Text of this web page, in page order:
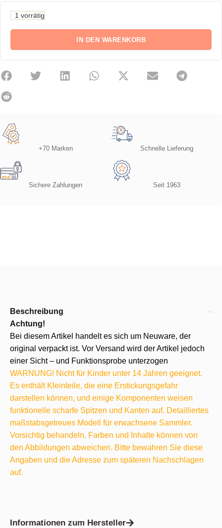
1 vorrätig
IN DEN WARENKORB
+70 Marken Schnelle Lieferung
Sichere Zahlungen Seit 1963
Beschreibung
Achtung!
Bei diesem Artikel handelt es sich um Neuware, der
original verpackt ist. Vor Versand wird der Artikel jedoch
einer Sicht – und Funktionsprobe unterzogen
WARNUNG! Nicht für Kinder unter 14 Jahren geeignet.
Es enthält Kleinteile, die eine Erstickungsgefahr
darstellen können, und einige Komponenten weisen
funktionelle scharfe Spitzen und Kanten auf. Detailliertes
maßstabsgetreues Modell für erwachsene Sammler.
Vorsichtig behandeln. Farben und Inhalte können von
den Abbildungen abweichen. Bitte bewahren Sie diese
Angaben und die Adresse zum späteren Nachschlagen
auf.
Informationen zum Hersteller